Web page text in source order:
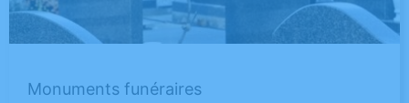
Monuments funéraires